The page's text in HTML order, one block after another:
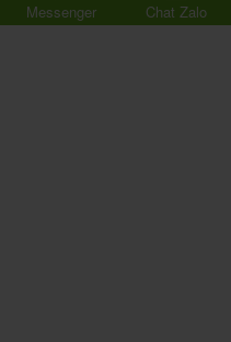
dược sĩ
Messenger Chat Zalo